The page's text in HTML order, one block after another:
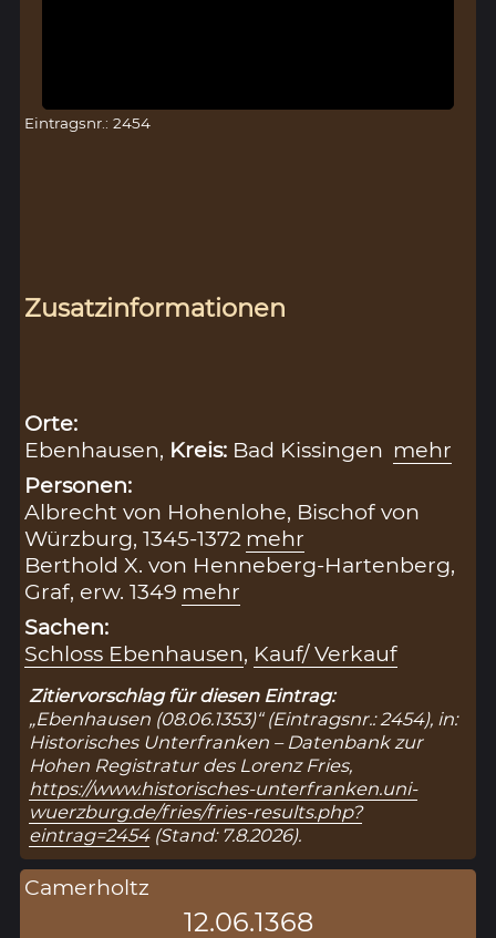
Eintragsnr.: 2454
Zusatzinformationen
Orte:
Ebenhausen, Kreis: Bad Kissingen mehr
Personen:
Albrecht von Hohenlohe, Bischof von
Würzburg, 1345-1372 mehr
Berthold X. von Henneberg-Hartenberg,
Graf, erw. 1349 mehr
Sachen:
Schloss Ebenhausen, Kauf/ Verkauf
Zitiervorschlag für diesen Eintrag:
„Ebenhausen (08.06.1353)“ (Eintragsnr.: 2454), in:
Historisches Unterfranken – Datenbank zur
Hohen Registratur des Lorenz Fries,
https://www.historisches-unterfranken.uni-
wuerzburg.de/fries/fries-results.php?
eintrag=2454(Stand: 7.8.2026).
Camerholtz
12.06.1368